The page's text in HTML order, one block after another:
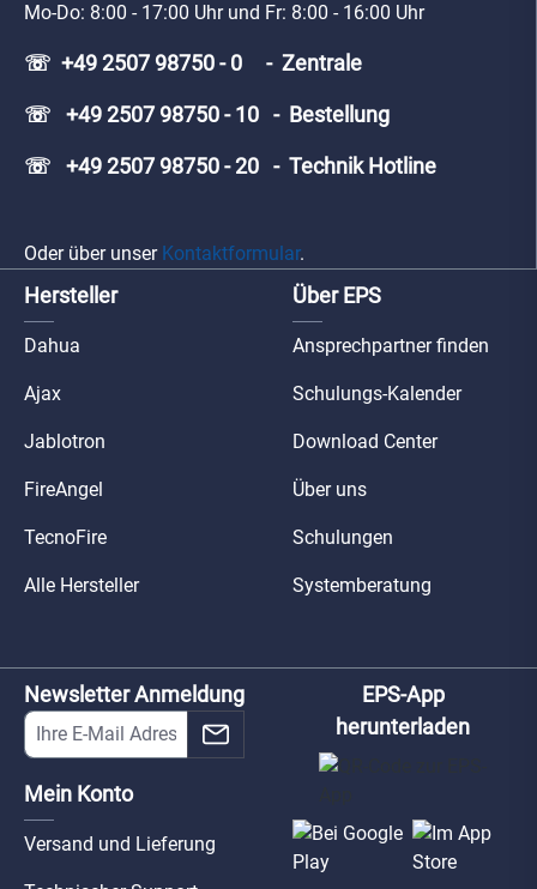
Mo-Do: 8:00 - 17:00 Uhr und Fr: 8:00 - 16:00 Uhr
☏ +49 2507 98750 - 0 - Zentrale
☏ +49 2507 98750 - 10 - Bestellung
☏ +49 2507 98750 - 20 - Technik Hotline
Oder über unser Kontaktformular.
Hersteller
Dahua
Ajax
Jablotron
FireAngel
TecnoFire
Alle Hersteller
Über EPS
Ansprechpartner finden
Schulungs-Kalender
Download Center
Über uns
Schulungen
Systemberatung
Newsletter Anmeldung
Mein Konto
Versand und Lieferung
EPS-App
herunterladen